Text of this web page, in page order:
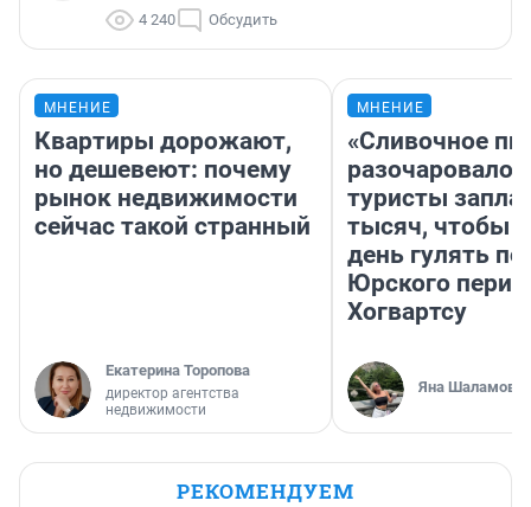
4 240 Обсудить
МНЕНИЕ
Квартиры дорожают,
но дешевеют: почему
рынок недвижимости
сейчас такой странный
Екатерина Торопова
директор агентства
недвижимости
МНЕНИЕ
«Сливочное
разочаровало»:
туристы
тысяч, чтобы
день гулять по
Юрского
Хогвартсу
Яна Шаламова
РЕКОМЕНДУЕМ